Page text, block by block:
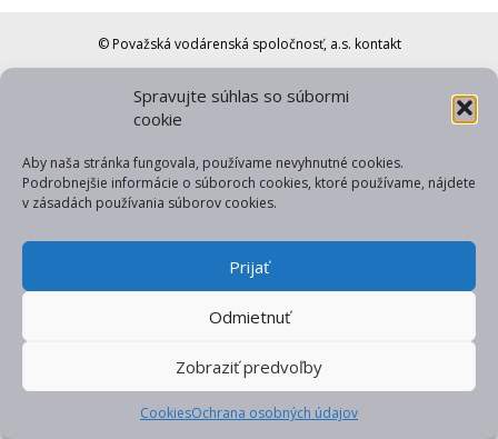
Spravujte súhlas so súbormi
cookie
Aby naša stránka fungovala, používame nevyhnutné cookies.
Podrobnejšie informácie o súboroch cookies, ktoré používame, nájdete
v zásadách používania súborov cookies.
Prijať
Odmietnuť
Zobraziť predvoľby
CookiesOchrana osobných údajov
© Považská vodárenská spoločnosť, a.s. kontakt